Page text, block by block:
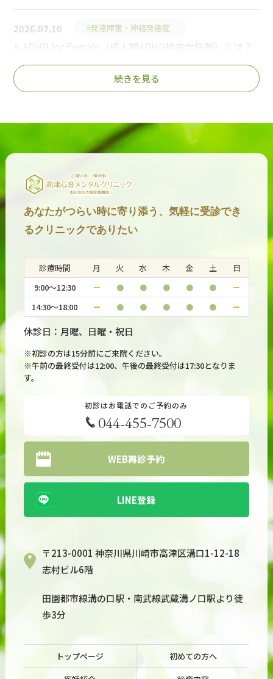
2026.07.10 #発達障害・神経発達症
A-ADHD for Female（成人期ADHD検査女性版）とは？
2026.07.04 #発達障害・神経発達症
#発達障害・神経発達症
A-ASD（成人期ASD検査）とは？
2026.06.27 #発達障害・神経発達症
A-ADHD（成人期ADHD検査）とは？
CAARS（コナーズ成人ADHD評価尺度）とは？
2026.06.20 #発達障害・神経発達症
ADHDの脳疲労に有効な栄養とは？
続きを見る
あなたがつらい時に寄り添う、気軽に受診でき
るクリニックでありたい
診療時間 月 火 水 木 金 土
日
9:00～12:30
ー ● ● ● ● ● ー
14:30～18:00 ー ● ● ● ● ● ー
休診日：月曜、日曜・祝日
※初診の方は15分前にご来院ください。
※午前の最終受付は12:00、午後の最終受付は17:30となりま
す。
初診はお電話でのご予約のみ
044-455-7500
WEB再診予約
LINE登録
〒213-0001 神奈川県川崎市高津区溝口1-12-18
志村ビル6階
田園都市線溝の口駅・南武線武蔵溝ノ口駅より徒
歩3分
トップページ
初めての方へ